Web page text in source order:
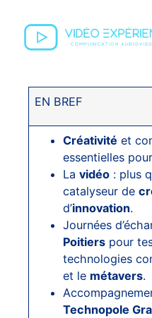
EN BREF
Créativité et
essentielles
Lavidéo : plus
catalyseur de
d’innovation.
Journées
Poitiers pour
technologies
et le métavers.
Technopole